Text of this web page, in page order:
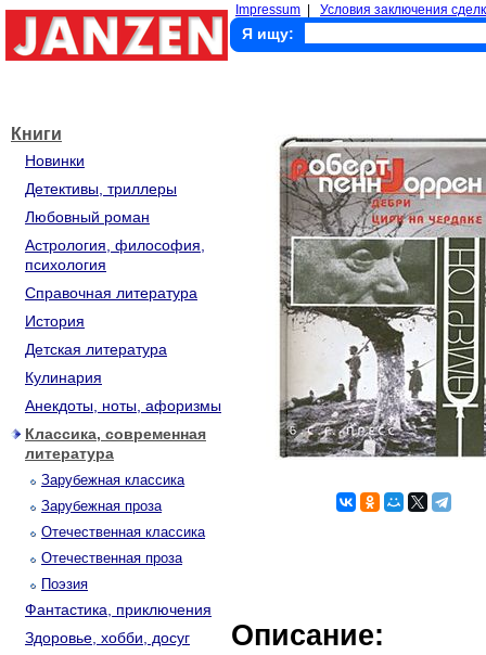
Impressum Условия заключения
Я ищу:
Книги
Новинки
Детективы, триллеры
Любовный роман
Астрология, философия,
психология
Справочная литература
История
Детская литература
Кулинария
Анекдоты, ноты, афоризмы
Классика, современная
литература
Зарубежная классика
Зарубежная проза
Отечественная классика
Отечественная проза
Поэзия
Фантастика, приключения
Здоровье, хобби, досуг
Описание: